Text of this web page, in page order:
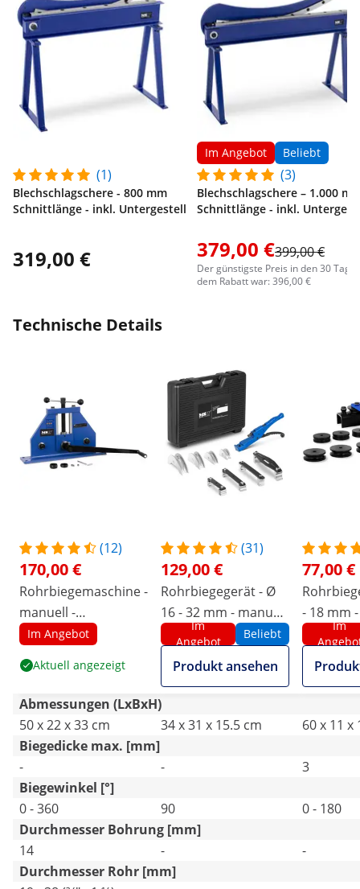
(1)
Blechschlagschere - 800 mm
Schnittlänge - inkl. Untergestell
319,00 €
Im Angebot Beliebt
(3)
Blechschlagschere – 1.000
Schnittlänge - inkl.
379,00 €399,00 €
Der günstigste Preis in den 30
dem Rabatt war: 396,00 €
Technische Details
(12)
170,00 €
Rohrbiegemaschine -
manuell -
Vierkantrohre bis Ø
Im Angebot
Aktuell angezeigt
(31)
129,00 €
Rohrbiegegerät - Ø
16 - 32 mm - manuell
- bis 90°
Im
Angebot
Beliebt
Produkt ansehen
77,00 €
- 18 mm
bis 180°
Im
Abmessungen (LxBxH)
50 x 22 x 33 cm
34 x 31 x 15.5 cm
60 x 11 x
Biegedicke max. [mm]
-
-
3
Biegewinkel [°]
0 - 360
90
0 - 180
Durchmesser Bohrung [mm]
14
-
-
Durchmesser Rohr [mm]